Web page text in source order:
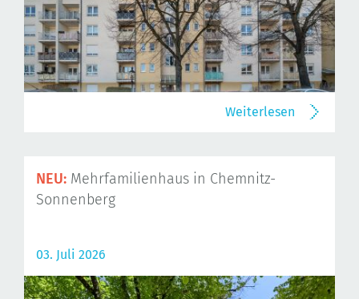
Weiterlesen
NEU: Mehrfamilienhaus in Chemnitz-
Sonnenberg
03. Juli 2026